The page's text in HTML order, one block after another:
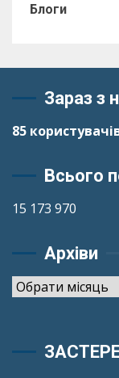
Блоги
Зараз з
85
Всього
15 173 970
Архіви
Архіви